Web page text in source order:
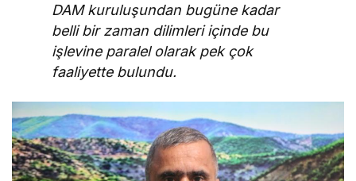
DAM kuruluşundan bugüne kadar
belli bir zaman dilimleri içinde bu
işlevine paralel olarak pek çok
faaliyette bulundu.